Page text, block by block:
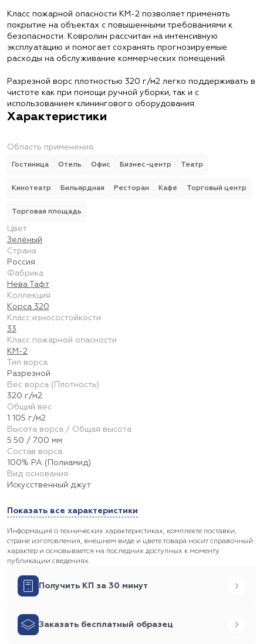
Класс пожарной опасности КМ-2 позволяет применять
покрытие на объектах с повышенными требованиями к
безопасности. Ковролин рассчитан на интенсивную
эксплуатацию и помогает сохранять прогнозируемые
расходы на обслуживание коммерческих помещений.
Разрезной ворс плотностью 320 г/м2 легко поддерживать в
чистоте как при помощи ручной уборки, так и с
использованием клинингового оборудования.
Характеристики
Область применения
Гостиница Отель Офис Бизнес-центр Театр
Кинотеатр Бильярдная Ресторан Кафе Торговый центр
Торговая площадь
Цвет
Зелёный
Страна
Россия
Фабрика
Нева Тафт
Коллекция
Корса 320
Класс износостойкости
33
Класс пожарной опасности
КМ-2
Тип ворса
Разрезной
Вес ворса (Плотность)
320 г/м2
Общий вес
1 105 г/м2
Высота ворса / Общая высота
5.50 / 7.00 мм
Состав ворса
100% PA (Полиамид)
Вид основания
Искусственный джут
Показать все характеристики
Информация о технических характеристиках, комплекте поставки,
стране изготовления, внешнем виде и цвете товара носит справочный
характер и основывается на последних доступных к моменту
публикации сведениях.
Получить КП за 30 минут
Заказать бесплатный образец